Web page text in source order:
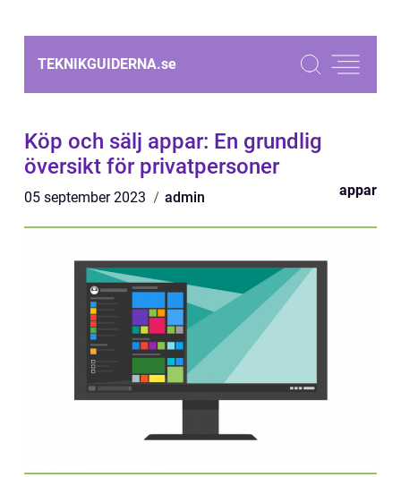
TEKNIKGUIDERNA.se
Köp och sälj appar: En grundlig
översikt för privatpersoner
05 september 2023 admin appar